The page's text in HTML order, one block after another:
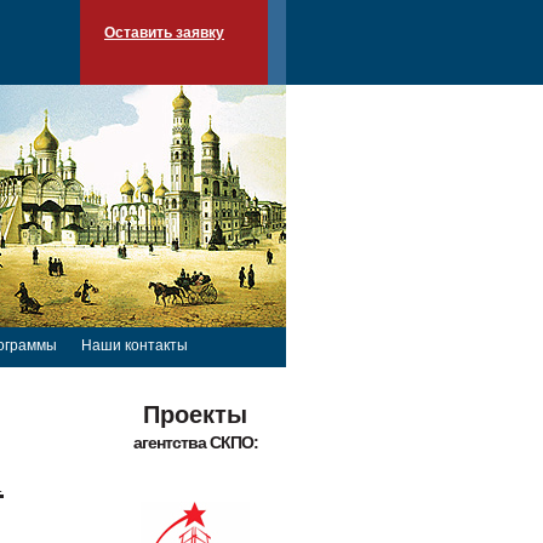
Оставить заявку
Наши контакты
Проекты
агентства СКПО: